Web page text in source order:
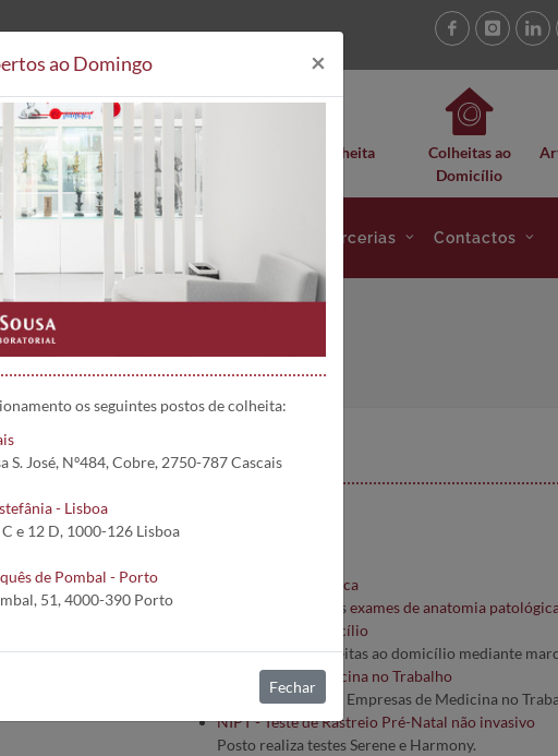
Análises Clínicas Postos de Colheita
Colheitas ao
Domicílio
Projetos e Parcerias Contactos
Anatomia Patológica
Posto recebe todosexames de anatomia
Colheitas ao domicílio
Posto realiza colheitas ao domicílio mediante
Empresas de Medicina no Trabalho
Postos aderentes a Empresas de Medicina no
NIPT - Teste de Rastreio Pré-Natal não invasivo
Posto realiza testes Serene e Harmony.
ao Domingo ×
os seguintes postos de colheita:
S. José, Nº484, Cobre, 2750-787 Cascais
- Lisboa
e 12 D, 1000-126 Lisboa
de Pombal - Porto
51, 4000-390 Porto
Fechar